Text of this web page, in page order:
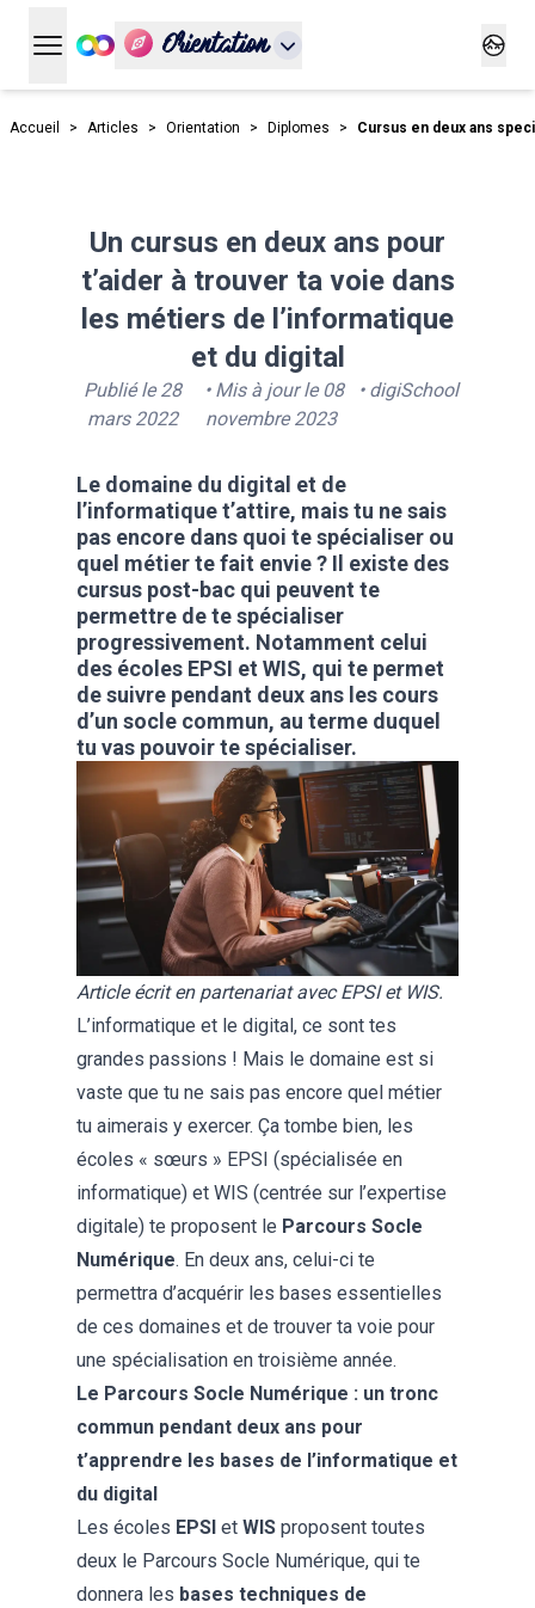
Ouvrir le menu principal
Orientation
Accueil > Articles > Orientation > Diplomes > Cursus en deux ans
Un cursus en deux ans pour
t’aider à trouver ta voie dans
les métiers de l’informatique
et du digital
Publié le28
mars 2022
• Mis à jour le 08
novembre 2023
• digiSchool
Le domaine du digital et de
l’informatique t’attire, mais tu ne sais
pas encore dans quoi te spécialiser ou
quel métier te fait envie ? Il existe des
cursus post-bac qui peuvent te
permettre de te spécialiser
progressivement. Notamment celui
des écoles EPSI et WIS, qui te permet
de suivre pendant deux ans les cours
d’un socle commun, au terme duquel
tu vas pouvoir te spécialiser.
Article écrit en partenariat avec EPSI et WIS.
L’informatique et le digital, ce sont tes
grandes passions ! Mais le domaine est si
vaste que tu ne sais pas encore quel métier
tu aimerais y exercer. Ça tombe bien, les
écoles « sœurs » EPSI (spécialisée en
informatique) et WIS (centrée sur l’expertise
digitale) te proposent le Parcours Socle
Numérique. En deux ans, celui-ci te
permettra d’acquérir les bases essentielles
de ces domaines et de trouver ta voie pour
une spécialisation en troisième année.
Le Parcours Socle Numérique : un tronc
commun pendant deux ans pour
t’apprendre les bases de l’informatique et
du digital
Les écoles EPSI et WIS proposent toutes
deux le Parcours Socle Numérique, qui te
donnera les bases techniques de